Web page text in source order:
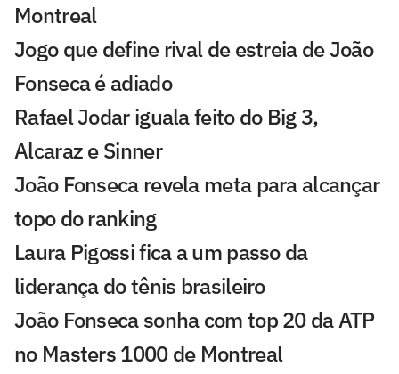
Montreal
Jogo que define rival de estreia de João
Fonseca é adiado
Rafael Jodar iguala feito do Big 3,
Alcaraz e Sinner
João Fonseca revela meta para alcançar
topo do ranking
Laura Pigossi fica a um passo da
liderança do tênis brasileiro
João Fonseca sonha com top 20 da ATP
no Masters 1000 de Montreal